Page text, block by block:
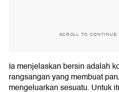
SCROLL TO
Ia menjelaskan bersin adalah
rangsangan yang membuat
mengeluarkan sesuatu. Untuk